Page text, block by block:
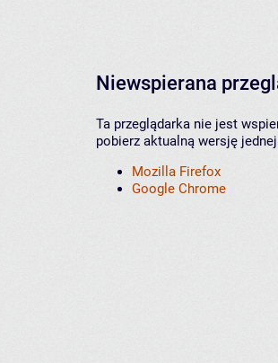
Niewspierana
Ta przeglądarka nie jest
pobierz aktualną wersję
Mozilla Firefox
Google Chrome